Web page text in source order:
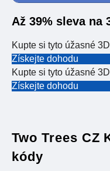
Až 39% sleva na
Kupte si tyto úžasné
Získejte dohodu
Kupte si tyto úžasné
Získejte dohodu
Two Trees CZ
kódy